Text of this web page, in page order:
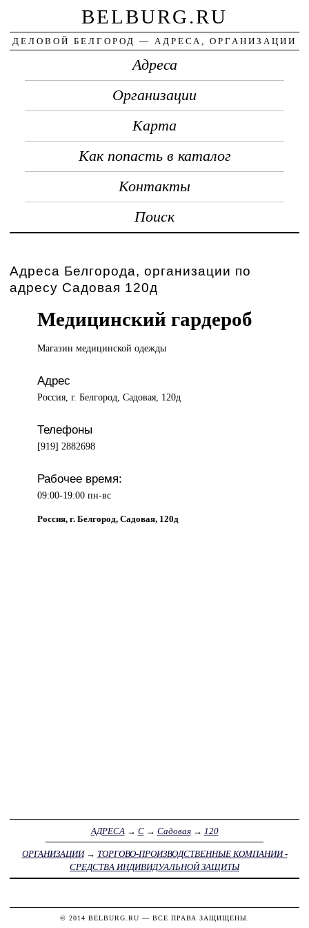
BELBURG.RU
ДЕЛОВОЙ БЕЛГОРОД — АДРЕСА, ОРГАНИЗАЦИИ
Адреса
Организации
Карта
Как попасть в каталог
Контакты
Поиск
Адреса Белгорода, организации по
адресу Садовая 120д
Медицинский гардероб
Магазин медицинскойодежды
Адрес
Россия, г. Белгород, Садовая, 120д
Телефоны
[919] 2882698
Рабочее время:
09:00-19:00 пн-вс
Россия, г. Белгород, Садовая, 120д
АДРЕСА → С→ Садовая→ 120
ОРГАНИЗАЦИИ→ ТОРГОВО-ПРОИЗВОДСТВЕННЫЕ КОМПАНИИ -
СРЕДСТВА ИНДИВИДУАЛЬНОЙ ЗАЩИТЫ
© 2014 BELBURG.RU — ВСЕ ПРАВА ЗАЩИЩЕНЫ.